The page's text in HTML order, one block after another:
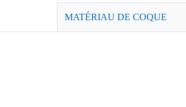
MATÉRIAU DE COQUE